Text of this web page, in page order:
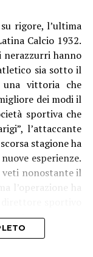
– rappresenta il
e
uffici
rigore, l’ultima
Calcio 1932.
nerazzurri hanno
sia sotto il
vittoria che
dei modi il
sportiva che
l’attaccante
stagione ha
esperienze.
veti nonostante il
l’operazione ha